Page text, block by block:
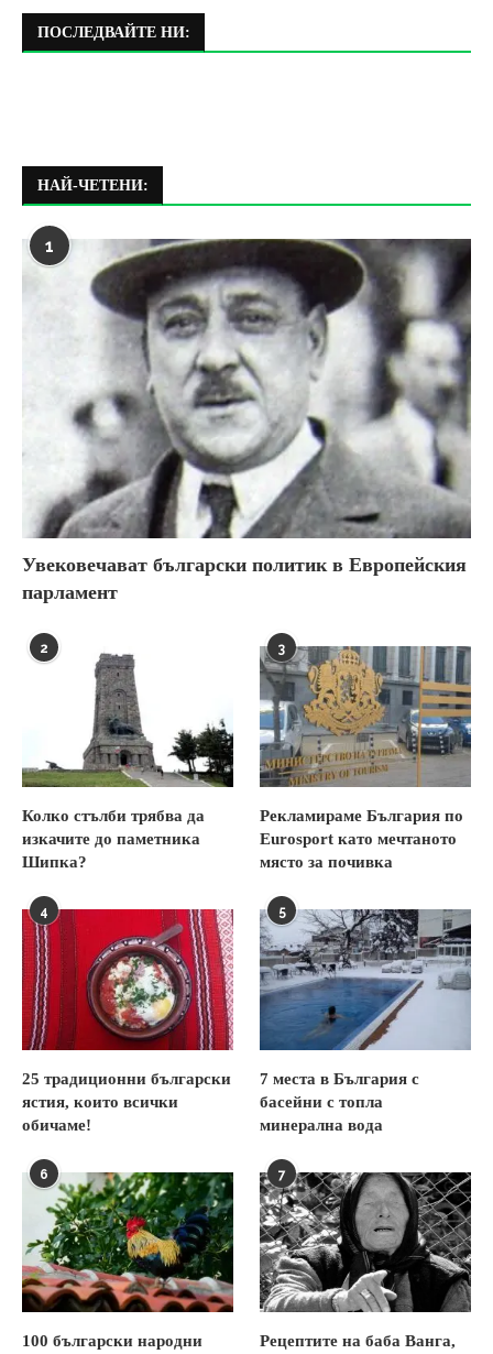
ПОСЛЕДВАЙТЕ НИ:
НАЙ-ЧЕТЕНИ:
1
Увековечават български политик в Европейския
парламент
2
Колко стълби трябва да
изкачите до паметника
Шипка?
3
Рекламираме България по
Eurosport като мечтаното
място за почивка
4
25 традиционни български
ястия, които всички
обичаме!
5
7 места в България с
басейни с топла
минерална вода
6
100 български народни
7
Рецептите на баба Ванга,